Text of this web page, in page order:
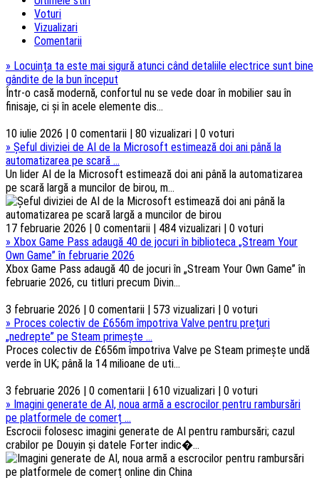
Voturi
Vizualizari
Comentarii
» Locuința ta este mai sigură atunci când detaliile electrice sunt bine
gândite de la bun început
Într-o casă modernă, confortul nu se vede doar în mobilier sau în
finisaje, ci și în acele elemente dis...
10 iulie 2026 | 0 comentarii | 80 vizualizari | 0 voturi
» Șeful diviziei de AI de la Microsoft estimează doi ani până la
automatizarea pe scară ...
Un lider AI de la Microsoft estimează doi ani până la automatizarea
pe scară largă a muncilor de birou, m...
17 februarie 2026 | 0 comentarii | 484 vizualizari | 0 voturi
» Xbox Game Pass adaugă 40 de jocuri în biblioteca „Stream Your
Own Game” în februarie 2026
Xbox Game Pass adaugă 40 de jocuri în „Stream Your Own Game” în
februarie 2026, cu titluri precum Divin...
3 februarie 2026 | 0 comentarii | 573 vizualizari | 0 voturi
» Proces colectiv de £656m împotriva Valve pentru prețuri
„nedrepte” pe Steam primește ...
Proces colectiv de £656m împotriva Valve pe Steam primește undă
verde în UK; până la 14 milioane de uti...
3 februarie 2026 | 0 comentarii | 610 vizualizari | 0 voturi
» Imagini generate de AI, noua armă a escrocilor pentru rambursări
pe platformele de comerț ...
Escrocii folosesc imagini generate de AI pentru rambursări; cazul
crabilor pe Douyin și datele Forter indic�...